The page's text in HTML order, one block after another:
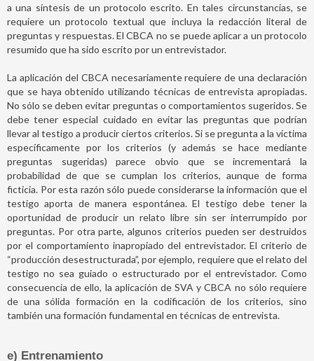
a una síntesis de un protocolo escrito. En tales circunstancias, se
requiere un protocolo textual que incluya la redacción literal de
preguntas y respuestas. El CBCA no se puede aplicar a un protocolo
resumido que ha sido escrito por un entrevistador.
La aplicación del CBCA necesariamente requiere de una declaración
que se haya obtenido utilizando técnicas de entrevista apropiadas.
No sólo se deben evitar preguntas o comportamientos sugeridos. Se
debe tener especial cuidado en evitar las preguntas que podrían
llevar al testigo a producir ciertos criterios. Si se pregunta a la víctima
específicamente por los criterios (y además se hace mediante
preguntas sugeridas) parece obvio que se incrementará la
probabilidad de que se cumplan los criterios, aunque de forma
ficticia. Por esta razón sólo puede considerarse la información que el
testigo aporta de manera espontánea. El testigo debe tener la
oportunidad de producir un relato libre sin ser interrumpido por
preguntas. Por otra parte, algunos criterios pueden ser destruidos
por el comportamiento inapropiado del entrevistador. El criterio de
“producción desestructurada”, por ejemplo, requiere que el relato del
testigo no sea guiado o estructurado por el entrevistador. Como
consecuencia de ello, la aplicación de SVA y CBCA no sólo requiere
de una sólida formación en la codificación de los criterios, sino
también una formación fundamental en técnicas de entrevista.
e) Entrenamiento